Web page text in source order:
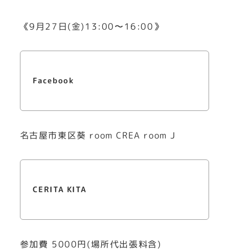
《9月27日(金)13:00〜16:00》
Facebook
名古屋市東区葵 room CREA room J
CERITA KITA
参加費 5000円(場所代出張料含)